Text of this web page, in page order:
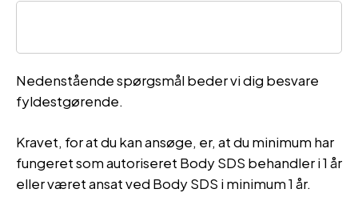
Nedenstående spørgsmål beder vi dig besvare
fyldestgørende.
Kravet, for at du kan ansøge, er, at du minimum har
fungeret som autoriseret Body SDS behandler i 1 år
eller været ansat ved Body SDS i minimum 1 år.